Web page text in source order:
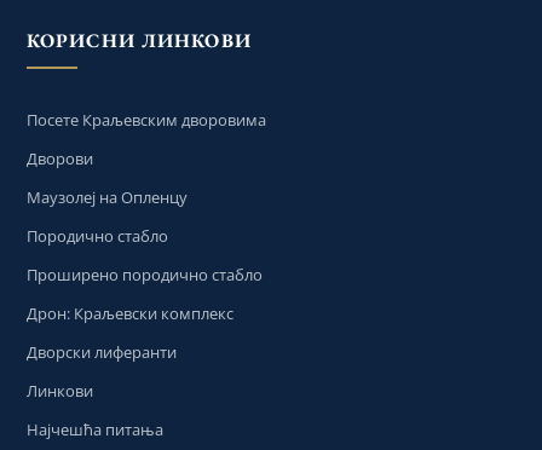
КОРИСНИ ЛИНКОВИ
Посете Краљевским дворовима
Дворови
Маузолеј на Опленцу
Породично стабло
Проширено породично стабло
Дрон: Краљевски комплекс
Дворски лиферанти
Линкови
Најчешћа питања